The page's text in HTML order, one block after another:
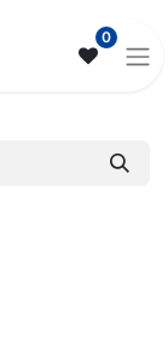
0